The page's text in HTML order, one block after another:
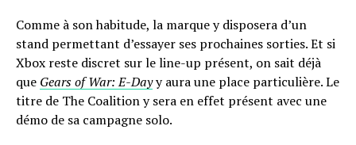
Comme à son habitude, la marque y disposera d’un
stand permettant d’essayer ses prochaines sorties. Et si
Xbox reste discret sur le line-up présent, on sait déjà
que Gears of War: E-Dayy aura une place particulière. Le
titre de The Coalition y sera en effet présent avec une
démo de sa campagne solo.